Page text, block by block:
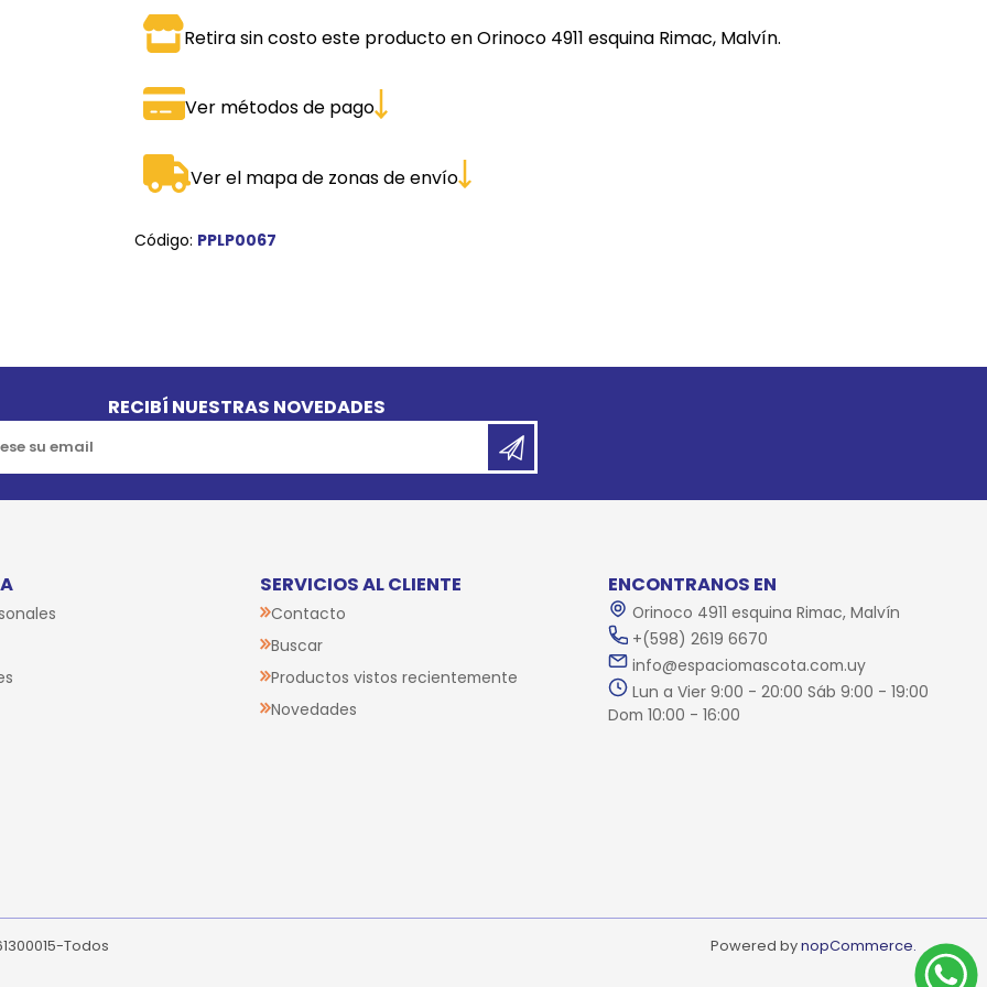
THREE CATS
Retira sin costo este producto en Orinoco 4911 esquina Rimac, Malvín.
Ver métodos de pago
Ver el mapa de zonas de envío
Código: PPLP0067
RECIBÍ NUESTRAS NOVEDADES
SERVICIOS AL CLIENTE
Contacto
Buscar
Productos vistos recientemente
Novedades
ENCONTRANOS EN
Orinoco 4911 esquina Rimac, Malvín
+(598) 2619 6670
info@espaciomascota.com.uy
Lun a Vier 9:00 - 20:00 Sáb 9:00 - 19:00
Dom 10:00 - 16:00
Todos
Powered bynopCommerce.